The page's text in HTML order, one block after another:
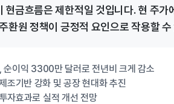
현금흐름은 제한적일 것입니다. 현 주가
환원 정책이 긍정적 요인으로 작용할
이익 3300만 달러로 전년비 크게 감소
조기반 강화 및 공장 현대화 추진
자효과로 실적 개선 전망